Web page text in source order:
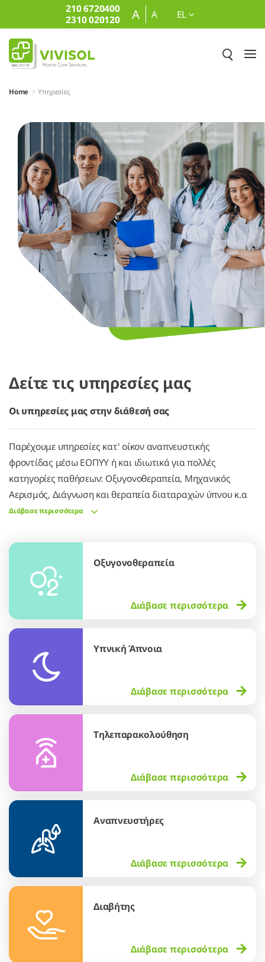
Skip to Main Content210 6720400
2310 020120
A A EL
Home Υπηρεσίες
Δείτε τις υπηρεσίες μας
Οι υπηρεσίες μας στην διάθεσή σας
Παρέχουμε υπηρεσίες κατ' οίκον αναπνευστικής
φροντίδας μέσω ΕΟΠΥΥ ή και ιδιωτικά για πολλές
κατηγορίες παθήσεων: Οξυγονοθεραπεία, Μηχανικός
Αερισμός, Διάγνωση και θεραπεία διαταραχών ύπνου κ.α
Διάβασε περισσότερα
Οξυγονοθεραπεία
Διάβασε περισσότερα
Υπνική Άπνοια
Διάβασε περισσότερα
Τηλεπαρακολούθηση
Διάβασε περισσότερα
Αναπνευστήρες
Διάβασε περισσότερα
Διαβήτης
Διάβασε περισσότερα